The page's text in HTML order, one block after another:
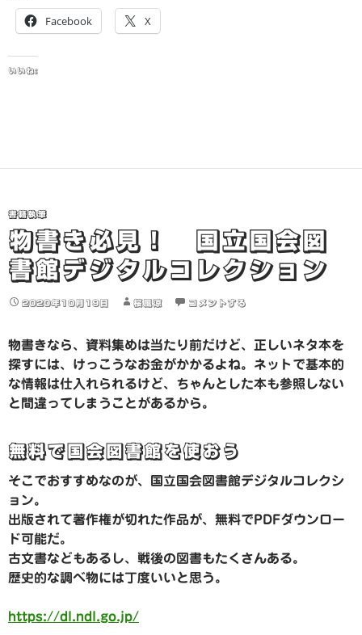
Facebook X
いいね:
書籍執筆
物書き必見！ 国立国会図
書館デジタルコレクション
2020年10月19日 桜風涼 コメントする
物書きなら、資料集めは当たり前だけど、正しいネタ本を
探すには、けっこうなお金がかかるよね。ネットで基本的
な情報は仕入れられるけど、ちゃんとした本も参照しない
と間違ってしまうことがあるから。
無料で国会図書館を使おう
そこでおすすめなのが、国立国会図書館デジタルコレクシ
ョン。
出版されて著作権が切れた作品が、無料でPDFダウンロー
ド可能だ。
古文書などもあるし、戦後の図書もたくさんある。
歴史的な調べ物には丁度いいと思う。
https://dl.ndl.go.jp/